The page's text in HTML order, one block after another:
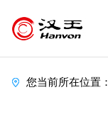
您当前所在位置：